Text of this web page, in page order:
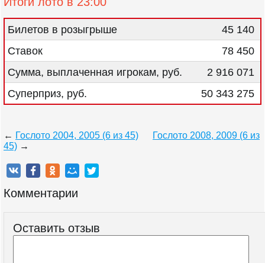
Билетов в розыгрыше
45 140
Ставок
78 450
Сумма, выплаченная игрокам, руб.
2 916 071
Суперприз, руб.
50 343 275
← Гослото 2004, 2005 (6 из 45)
Гослото 2008, 2009 (6 из
45) →
Комментарии
Оставить отзыв